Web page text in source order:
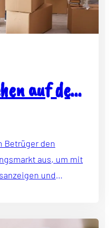
auf dem
Betrüger den
aus, um mit
und